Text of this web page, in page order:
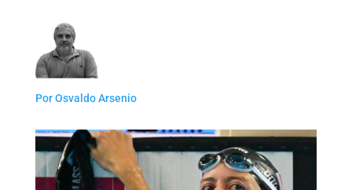
Por Osvaldo Arsenio